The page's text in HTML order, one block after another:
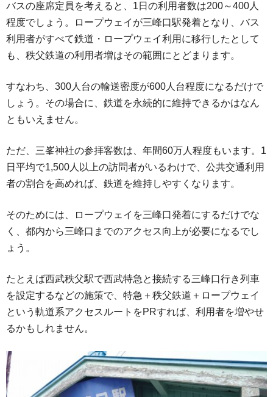
バスの座席定員を考えると、1日の利用者数は200～400人
程度でしょう。ロープウェイが三峰口駅発着となり、バス
利用者がすべて鉄道・ロープウェイ利用に移行したとして
も、秩父鉄道の利用者増はその範囲にとどまります。
すなわち、300人台の輸送密度が600人台程度になるだけで
しょう。その場合に、鉄道を永続的に維持できるかはなん
ともいえません。
ただ、三峯神社の参拝客数は、年間60万人程度もいます。1
日平均で1,500人以上の訪問者がいるわけで、公共交通利用
者の割合を高めれば、鉄道を維持しやすくなります。
そのためには、ロープウェイを三峰口発着にするだけでな
く、都内から三峰口までのアクセス向上が必要になるでし
ょう。
たとえば西武秩父駅で西武特急と接続する三峰口行き列車
を設定するなどの施策で、特急＋秩父鉄道＋ロープウェイ
という軌道系アクセスルートをPRすれば、利用者を増やせ
るかもしれません。